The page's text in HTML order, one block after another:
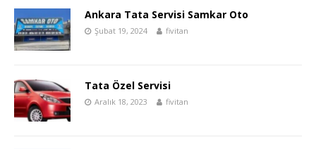
Ankara Tata Servisi Samkar Oto
Şubat 19, 2024 fivitan
Tata Özel Servisi
Aralık 18, 2023 fivitan